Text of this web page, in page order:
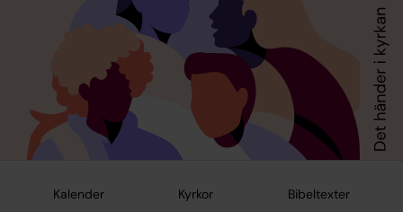
Kalender Kyrkor Bibeltexter